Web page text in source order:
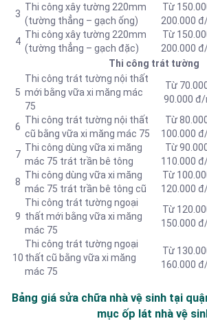
3
Thi công xây tường 220mm
(tường thẳng – gạch ống)
Từ
200.000
4
Thi công xây tường 220mm
(tường thẳng – gạch đặc)
Từ
200.000
Thi công trát tường
5
Thi công trát tường nội thất
mới bằng vữa xi măng mác
75
Từ
90.000 đ/
6
Thi công trát tường nội thất
cũ bằng vữa xi măng mác 75
Từ
100.000
7
Thi công dùng vữa xi măng
mác 75 trát trần bê tông
Từ
110.000
8
Thi công dùng vữa xi măng
mác 75 trát trần bê tông cũ
Từ
120.000
9
Thi công trát tường ngoại
thất mới bằng vữa xi măng
mác 75
Từ
150.000
10
Thi công trát tường ngoại
thất cũ bằng vữa xi măng
mác 75
Từ
160.000
Bảng giá sửa chữa nhà vệ sinh tại
mục ốp lát nhà vệ